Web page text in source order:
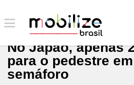
No Japão, apenas
para o pedestre
semáforo